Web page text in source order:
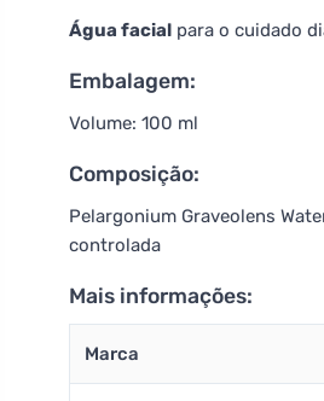
Água facial para o cuidado
Embalagem:
Volume: 100 ml
Composição:
Pelargonium Graveolens
controlada
Mais informações:
Marca